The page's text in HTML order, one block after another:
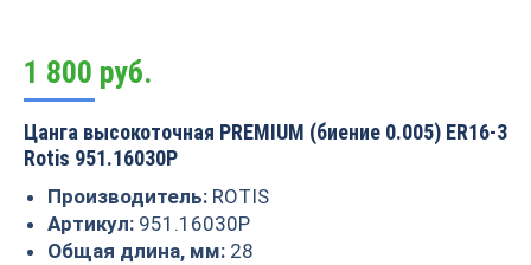
1 800 руб.
Цанга высокоточная PREMIUM (биение 0.005) ER16-3
Rotis 951.16030P
Производитель: ROTIS
Артикул: 951.16030P
Общая длина, мм: 28